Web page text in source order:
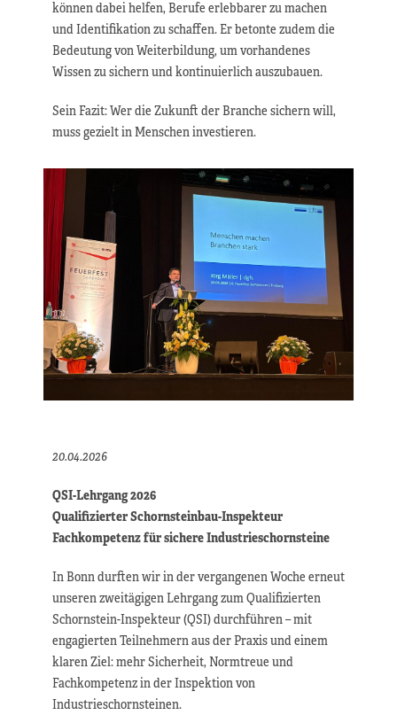
können dabei helfen, Berufe erlebbarer zu machen
und Identifikation zu schaffen. Er betonte zudem die
Bedeutung von Weiterbildung, um vorhandenes
Wissen zu sichern und kontinuierlich auszubauen.
Sein Fazit: Wer die Zukunft der Branche sichern will,
muss gezielt in Menschen investieren.
20.04.2026
QSI-Lehrgang 2026
Qualifizierter Schornsteinbau-Inspekteur
Fachkompetenz für sichere Industrieschornsteine
In Bonn durften wir in der vergangenen Woche erneut
unseren zweitägigen Lehrgang zum Qualifizierten
Schornstein-Inspekteur (QSI) durchführen – mit
engagierten Teilnehmern aus der Praxis und einem
klaren Ziel: mehr Sicherheit, Normtreue und
Fachkompetenz in der Inspektion von
Industrieschornsteinen.